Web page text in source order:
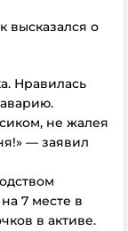
высказался о
Нравилась
не жалея
— заявил
7 месте в
в активе.